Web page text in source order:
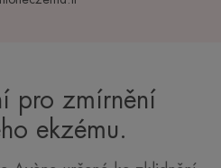
pro zmírnění
ekzému.